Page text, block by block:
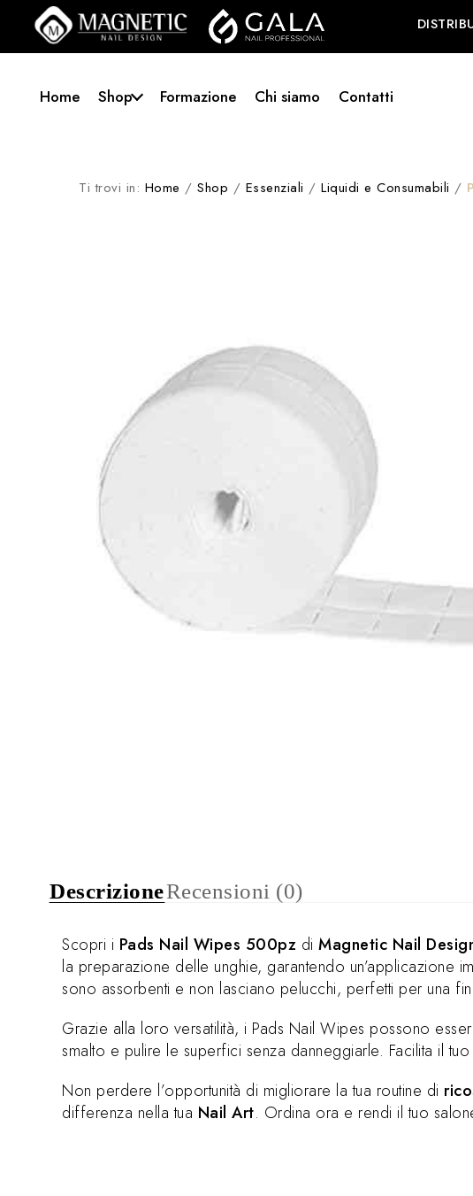
Home Shop Formazione Chi siamo Contatti
Ti trovi in: Home /Shop / Essenziali /Liquidi e Consumabili /
DescrizioneRecensioni (0)
Scopri i Pads Nail Wipes 500pz di Magnetic Nail
la preparazione delle unghie, garantendo un’applicazione
sono assorbenti e non lasciano pelucchi, perfetti per una
Grazie alla loro versatilità, i Pads Nail Wipes possono
smalto e pulire le superfici senza danneggiarle. Facilita il
Non perdere l’opportunità di migliorare la tua routine di
differenza nella tua Nail Art. Ordina ora e rendi il tuo